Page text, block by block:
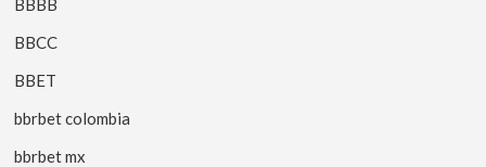
BBCC
BBET
bbrbet colombia
bbrbet mx